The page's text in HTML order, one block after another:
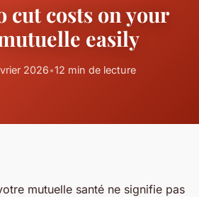
cut costs on your
easily
2026•12 min de lecture
mutuelle santé ne signifie pas